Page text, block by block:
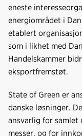
eneste
energiområdet i
etablert
som i likhet med
Handelskammer
eksportfremstøt.
State of Green er
danske løsninger.
ansvarlig for samlet
messer, og for